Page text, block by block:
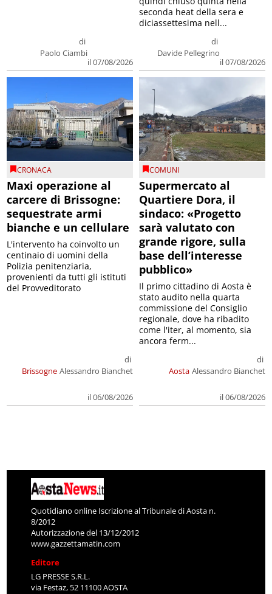
di
Paolo Ciambi
il 07/08/2026
di
Davide Pellegrino
il 07/08/2026
seconda heat della sera e
diciassettesima nell...
CRONACA
Maxi operazione al
carcere di Brissogne:
sequestrate armi
bianche e un cellulare
Brissogne
di
Alessandro Bianchet
il 06/08/2026
L'intervento ha coinvolto un
centinaio di uomini della
Polizia penitenziaria,
provenienti da tutti gli istituti
del Provveditorato
COMUNI
Supermercato al
Quartiere Dora, il
sindaco: «Progetto
sarà valutato con
grande rigore, sulla
base dell’interesse
pubblico»
Aosta
di
Alessandro Bianchet
il 06/08/2026
Il primo cittadino di Aosta è
stato audito nella quarta
commissione del Consiglio
regionale, dove ha ribadito
come l'iter, al momento, sia
ancora ferm...
Quotidiano online Iscrizione al Tribunale di Aosta n.
8/2012
Autorizzazione del 13/12/2012
www.gazzettamatin.com
Editore
LG PRESSE S.R.L.
via Festaz, 52 11100 AOSTA